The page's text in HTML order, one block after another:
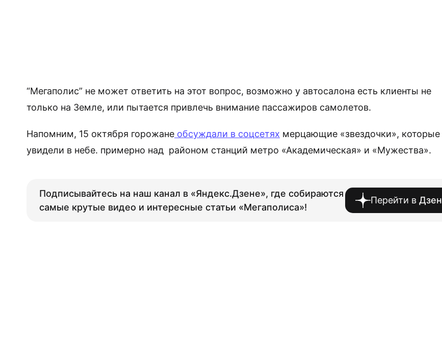
“Мегаполис” не может ответить на этот вопрос, возможно у автосалона есть клиенты не
только на Земле, или пытается привлечь внимание пассажиров самолетов.
Напомним, 15 октября горожане обсуждали в соцсетях мерцающие «звездочки», которые
увидели в небе. примерно над районом станций метро «Академическая» и «Мужества».
Подписывайтесь на наш канал в «Яндекс.Дзене», где собираются
самые крутые видео и интересные статьи «Мегаполиса»!
Перейти в Дзен